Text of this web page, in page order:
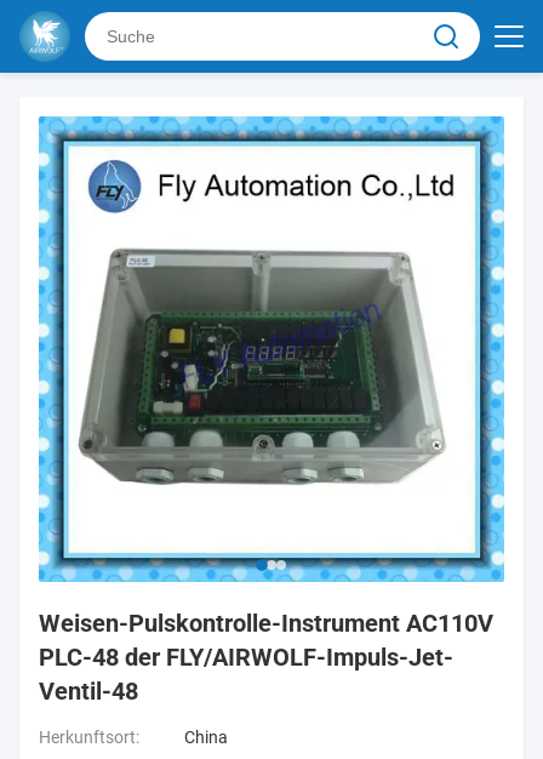
Weisen-Pulskontrolle-Instrument AC110V
PLC-48 der FLY/AIRWOLF-Impuls-Jet-
Ventil-48
Herkunftsort:
China